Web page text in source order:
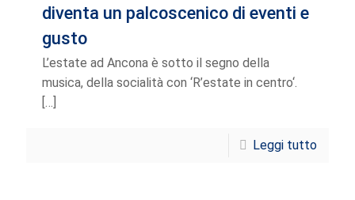
diventa un palcoscenico di eventi e
gusto
L’estate ad Ancona è sotto il segno della
musica, della socialità con ‘R’estate in centro‘.
[…]
Leggi tutto